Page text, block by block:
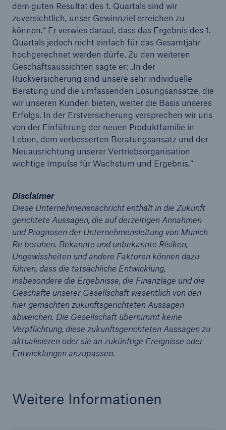
dem guten Resultat des 1. Quartals sind wir
zuversichtlich, unser Gewinnziel erreichen zu
können.“ Er verwies darauf, dass das Ergebnis des 1.
Quartals jedoch nicht einfach für das Gesamtjahr
hochgerechnet werden dürfe. Zu den weiteren
Geschäftsaussichten sagte er: „In der
Rückversicherung sind unsere sehr individuelle
Beratung und die umfassenden Lösungsansätze, die
wir unseren Kunden bieten, weiter die Basis unseres
Erfolgs. In der Erstversicherung versprechen wir uns
von der Einführung der neuen Produktfamilie in
Leben, dem verbesserten Beratungsansatz und der
Neuausrichtung unserer Vertriebsorganisation
wichtige Impulse für Wachstum und Ergebnis.“
Disclaimer
Diese Unternehmensnachricht enthält in die Zukunft
gerichtete Aussagen, die auf derzeitigen Annahmen
und Prognosen der Unternehmensleitung von Munich
Re beruhen. Bekannte und unbekannte Risiken,
Ungewissheiten und andere Faktoren können dazu
führen, dass die tatsächliche Entwicklung,
insbesondere die Ergebnisse, die Finanzlage und die
Geschäfte unserer Gesellschaft wesentlich von den
hier gemachten zukunftsgerichteten Aussagen
abweichen. Die Gesellschaft übernimmt keine
Verpflichtung, diese zukunftsgerichteten Aussagen zu
aktualisieren oder sie an zukünftige Ereignisse oder
Entwicklungen anzupassen.
Weitere Informationen
71.8%
Lösungen
Sachdeckung durch einen leistungsfähigen
Rückversicherungspartner
Fakten